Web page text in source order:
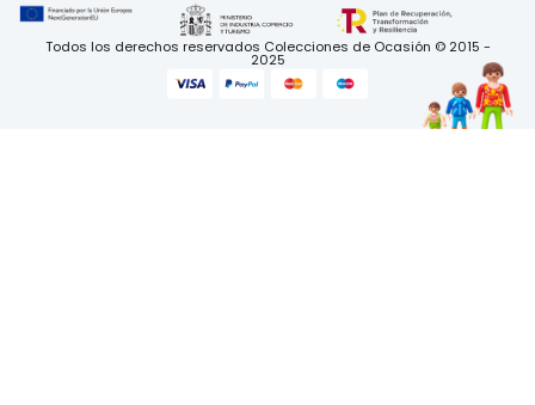
Todos los derechos reservados Colecciones de Ocasión © 2015 -
2025